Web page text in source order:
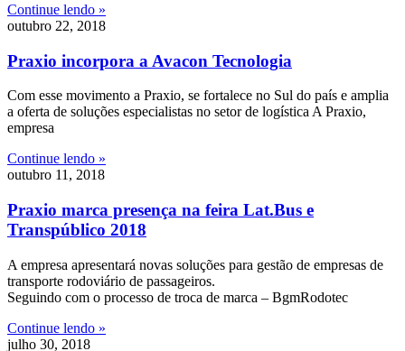
Continue lendo »
outubro 22, 2018
Praxio incorpora a Avacon Tecnologia
Com esse movimento a Praxio, se fortalece no Sul do país e amplia
a oferta de soluções especialistas no setor de logística A Praxio,
empresa
Continue lendo »
outubro 11, 2018
Praxio marca presença na feira Lat.Bus e
Transpúblico 2018
A empresa apresentará novas soluções para gestão de empresas de
transporte rodoviário de passageiros.
Seguindo com o processo de troca de marca – BgmRodotec
Continue lendo »
julho 30, 2018